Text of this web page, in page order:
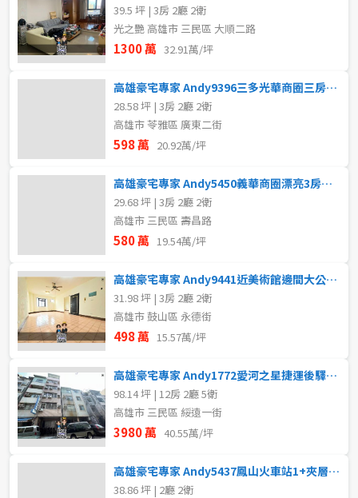
39.5 坪 | 3房 2廳 2衛
光之艷 高雄市 三民區 大順二路
1300 萬 32.91萬/坪
高雄豪宅專家 Andy9396三多光華商圈三房美寓
28.58 坪 | 3房 2廳 2衛
高雄市 苓雅區 廣東二街
598 萬 20.92萬/坪
高雄豪宅專家 Andy5450義華商圈漂亮3房公寓
29.68 坪 | 3房 2廳 2衛
高雄市 三民區 壽昌路
580 萬 19.54萬/坪
高雄豪宅專家 Andy9441近美術館邊間大公寓四樓
31.98 坪 | 3房 2廳 2衛
高雄市 鼓山區 永德街
498 萬 15.57萬/坪
高雄豪宅專家 Andy1772愛河之星捷運後驛收租自住透天
98.14 坪 | 12房 2廳 5衛
高雄市 三民區 綏遠一街
3980 萬 40.55萬/坪
高雄豪宅專家 Andy5437鳳山火車站1+夾層挑高美樓店
38.86 坪 | 2廳 2衛